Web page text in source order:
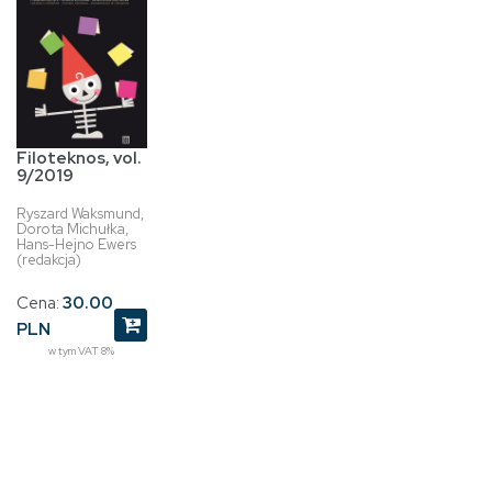
Filoteknos, vol.
9/2019
Ryszard Waksmund,
Dorota Michułka,
Hans-Hejno Ewers
(redakcja)
Cena: 30.00
PLN
w tym VAT 8%